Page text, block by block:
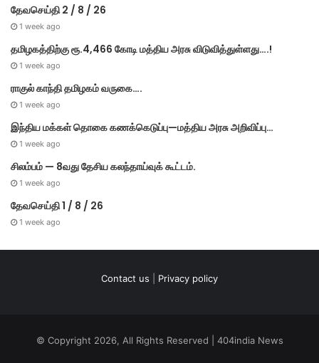
தேவசெய்தி 2 / 8 / 26
1 week ago
தமிழகத்திற்கு ரூ.4,466 கோடி மத்திய அரசு விடுவித்துள்ளது….!
1 week ago
ராகுல் காந்தி தமிழகம் வருகை….
1 week ago
இந்திய மக்கள் தொகை கணக்கெடுப்பு—மத்திய அரசு அறிவிப்பு…
1 week ago
சிலம்பம் — 8வது தேசிய கலந்தாய்வுக் கூட்டம்.
1 week ago
தேவசெய்தி 1 / 8 / 26
1 week ago
Contact us Privacy policy
© Copyright 2026, All Rights Reserved | 404india News